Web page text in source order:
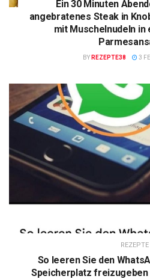
Ein 30 Minuten
angebratenes Steak in
mit Muschelnudeln
BY REZEPTE38 3
REZEPTE
So leeren Sie den
Speicherplatz